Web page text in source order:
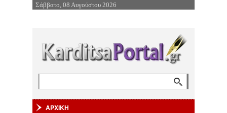
Επιστροφή στην Πλοήγηση
Σάββατο, 08 Αυγούστου 2026
ΑΡΧΙΚΗ